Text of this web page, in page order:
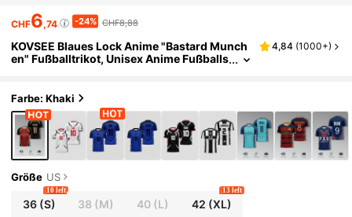
CHF6,74 -24% CHF8,88
KOVSEE Blaues Lock Anime "Bastard Munch
en" Fußballtrikot, Unisex Anime Fußballs
4,84 (1000+)
Farbe: Khaki
Größe US
36(S)
10 left
38 (M) 40(L) 42 (XL)
13 left